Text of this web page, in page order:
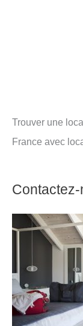
Trouver une
France avec